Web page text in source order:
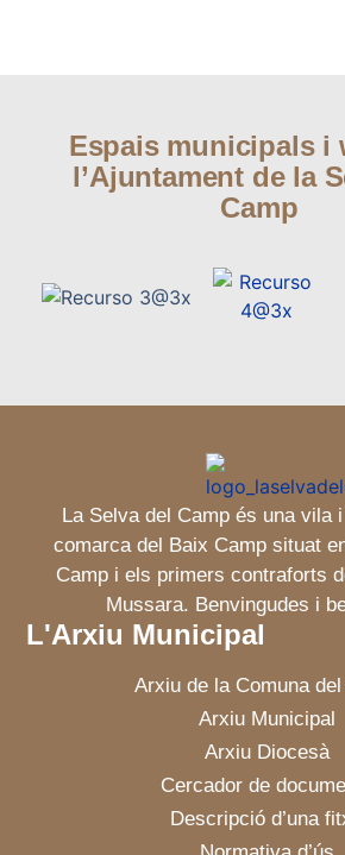
Espais municipals i
l’Ajuntament de la
Camp
La Selva del Camp és una vila
comarca del Baix Camp situat
Camp i els primers contraforts
Mussara. Benvingudes i
L'Arxiu Municipal
Arxiu de la Comuna
Arxiu Municipal
Arxiu Diocesà
Cercador de
Descripció d’una